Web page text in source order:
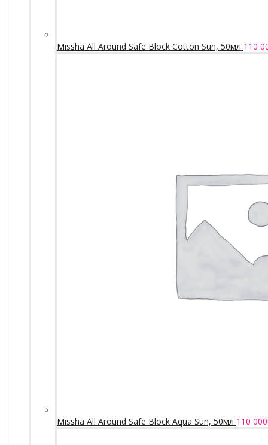
Missha All Around Safe Block Cotton Sun, 50мл 110
Missha All Around Safe Block Aqua Sun, 50мл 110 000